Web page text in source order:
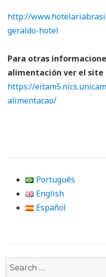
http://
geraldo-hotel
Para otras
alimentación ver el site
https://
alimentacao/
Português
English
Español
Search